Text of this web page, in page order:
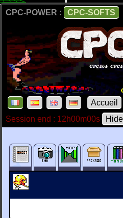
CPC-POWER : CPC-SOFTS
Accueil
Session end : 12h00m00s